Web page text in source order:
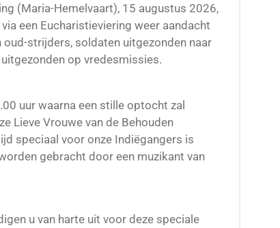
(Maria-Hemelvaart), 15 augustus 2026,
een Eucharistieviering weer aandacht
oud-strijders, soldaten uitgezonden naar
op vredesmissies.
uur waarna een stille optocht zal
Lieve Vrouwe van de Behouden
speciaal voor onze Indiëgangers is
gebracht door een muzikant van
u van harte uit voor deze speciale